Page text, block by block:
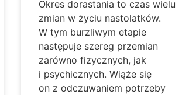
Okres dorastania to czas wielu
zmian w życiu nastolatków.
W tym burzliwym etapie
następuje szereg przemian
zarówno fizycznych, jak
i psychicznych. Wiąże się
on z odczuwaniem potrzeby